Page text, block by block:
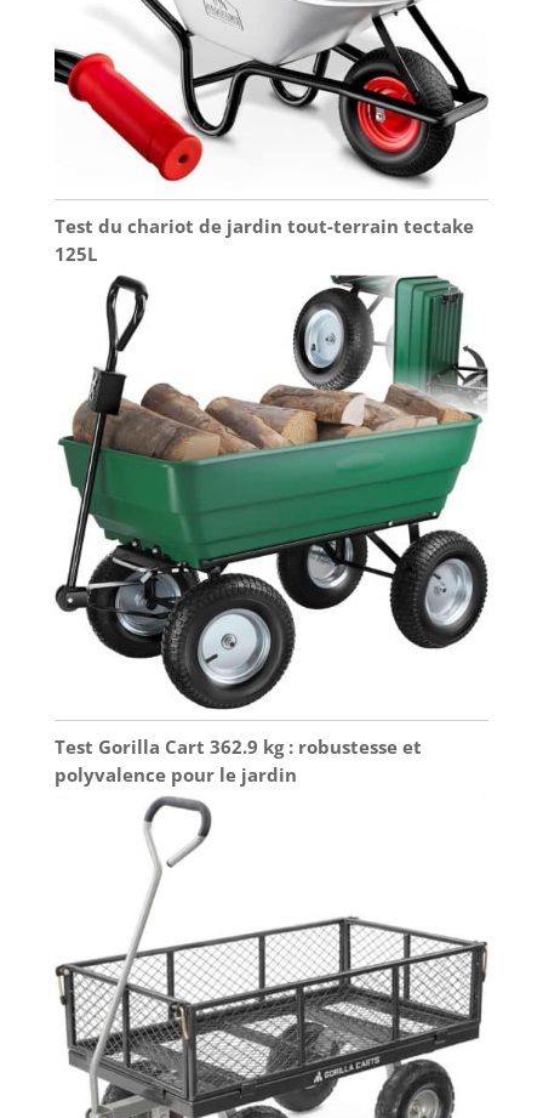
Test du chariot de jardin tout-terrain tectake
125L
Test Gorilla Cart 362.9 kg : robustesse et
polyvalence pour le jardin